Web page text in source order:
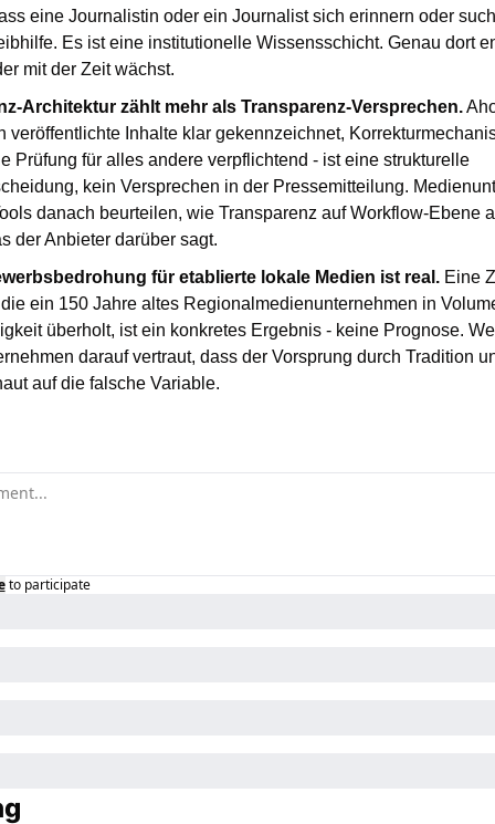
eine Journalistin oder ein Journalist sich erinnern oder
Es ist eine institutionelle Wissensschicht. Genau dort
mit der Zeit wächst.
Architektur zählt mehr als Transparenz-Versprechen.
veröffentlichte Inhalte klar gekennzeichnet,
Prüfung für alles andere verpflichtend - ist eine strukturelle
kein Versprechen in der Pressemitteilung.
danach beurteilen, wie Transparenz auf Workflow-Ebene
der Anbieter darüber sagt.
für etablierte lokale Medien ist real. Eine
ein 150 Jahre altes Regionalmedienunternehmen in
überholt, ist ein konkretes Ergebnis - keine Prognose.
darauf vertraut, dass der Vorsprung durch Tradition
auf die falsche Variable.
to participate